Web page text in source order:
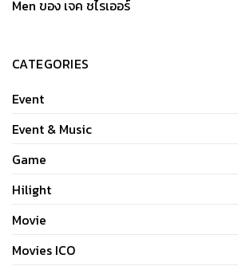
Men ของ เจค ชไรเออร์
CATEGORIES
Event
Event & Music
Game
Hilight
Movie
Movies ICO